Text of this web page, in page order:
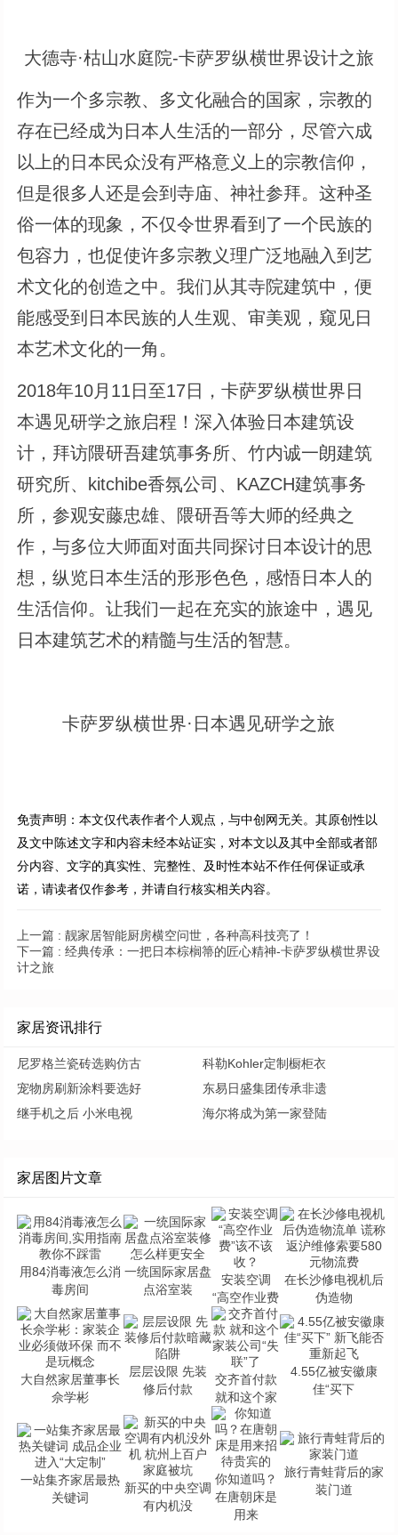
大德寺·枯山水庭院-卡萨罗纵横世界设计之旅
作为一个多宗教、多文化融合的国家，宗教的
存在已经成为日本人生活的一部分，尽管六成
以上的日本民众没有严格意义上的宗教信仰，
但是很多人还是会到寺庙、神社参拜。这种圣
俗一体的现象，不仅令世界看到了一个民族的
包容力，也促使许多宗教义理广泛地融入到艺
术文化的创造之中。我们从其寺院建筑中，便
能感受到日本民族的人生观、审美观，窥见日
本艺术文化的一角。
2018年10月11日至17日，卡萨罗纵横世界日
本遇见研学之旅启程！深入体验日本建筑设
计，拜访隈研吾建筑事务所、竹内诚一朗建筑
研究所、kitchibe香氛公司、KAZCH建筑事务
所，参观安藤忠雄、隈研吾等大师的经典之
作，与多位大师面对面共同探讨日本设计的思
想，纵览日本生活的形形色色，感悟日本人的
生活信仰。让我们一起在充实的旅途中，遇见
日本建筑艺术的精髓与生活的智慧。
卡萨罗纵横世界·日本遇见研学之旅
免责声明：本文仅代表作者个人观点，与中创网无关。其原创性以
及文中陈述文字和内容未经本站证实，对本文以及其中全部或者部
分内容、文字的真实性、完整性、及时性本站不作任何保证或承
诺，请读者仅作参考，并请自行核实相关内容。
上一篇 : 靓家居智能厨房横空问世，各种高科技亮了！
下一篇 : 经典传承：一把日本棕榈箒的匠心精神-卡萨罗纵横世界设
计之旅
家居资讯排行
尼罗格兰瓷砖选购仿古
科勒Kohler定制橱柜衣
宠物房刷新涂料要选好
东易日盛集团传承非遗
继手机之后 小米电视
海尔将成为第一家登陆
家居图片文章
用84消毒液怎么消
毒房间
一统国际家居盘
点浴室装
安装空调
“高空作业费
在长沙修电视机后
伪造物
大自然家居董事长
佘学彬
层层设限 先装
修后付款
交齐首付款
就和这个家
4.55亿被安徽康
佳“买下
一站集齐家居最热
关键词
新买的中央空调
有内机没
你知道吗？
在唐朝床是
用来
旅行青蛙背后的家
装门道